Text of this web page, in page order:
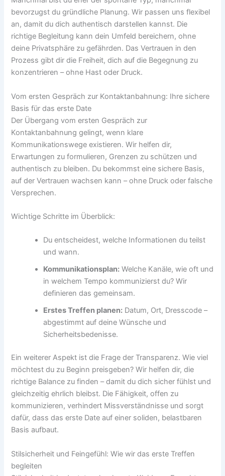
bevorzugst du gründliche Planung. Wir passen uns flexibel
an, damit du dich authentisch darstellen kannst. Die
richtige Begleitung kann dein Umfeld bereichern, ohne
deine Privatsphäre zu gefährden. Das Vertrauen in den
Prozess gibt dir die Freiheit, dich auf die Begegnung zu
konzentrieren – ohne Hast oder Druck.
Vom ersten Gespräch zur Kontaktanbahnung: Ihre sichere
Basis für das erste Date
Der Übergang vom ersten Gespräch zur
Kontaktanbahnung gelingt, wenn klare
Kommunikationswege existieren. Wir helfen dir,
Erwartungen zu formulieren, Grenzen zu schützen und
authentisch zu bleiben. Du bekommst eine sichere Basis,
auf der Vertrauen wachsen kann – ohne Druck oder falsche
Versprechen.
Wichtige Schritte im Überblick:
Du entscheidest, welche Informationen du teilst
und wann.
Kommunikationsplan: Welche Kanäle, wie oft und
in welchem Tempo kommunizierst du? Wir
definieren das gemeinsam.
Erstes Treffen planen: Datum, Ort, Dresscode –
abgestimmt auf deine Wünsche und
Sicherheitsbedenisse.
Ein weiterer Aspekt ist die Frage der Transparenz. Wie viel
möchtest du zu Beginn preisgeben? Wir helfen dir, die
richtige Balance zu finden – damit du dich sicher fühlst und
gleichzeitig ehrlich bleibst. Die Fähigkeit, offen zu
kommunizieren, verhindert Missverständnisse und sorgt
dafür, dass das erste Date auf einer soliden, belastbaren
Basis aufbaut.
Stilsicherheit und Feingefühl: Wie wir das erste Treffen
begleiten